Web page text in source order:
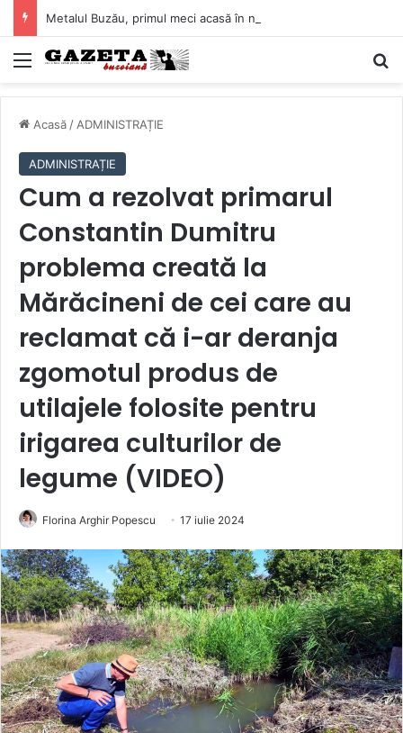
Mediu
Acasă / ADMINISTRAȚIE
ADMINISTRAȚIE
Cum a rezolvat primarul
Constantin Dumitru
problema creată la
Mărăcineni de cei care au
reclamat că i-ar deranja
zgomotul produs de
utilajele folosite pentru
irigarea culturilor de
legume (VIDEO)
Florina Arghir Popescu 17 iulie 2024